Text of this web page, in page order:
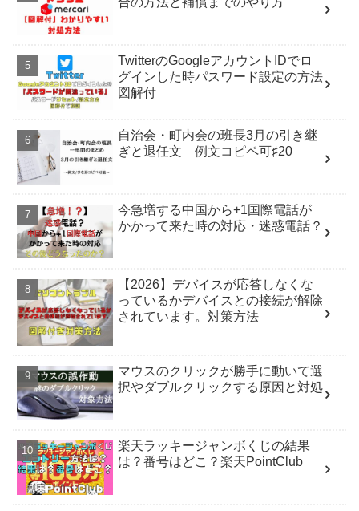
TwitterのGoogleアカウントIDでロ
グインした時パスワード設定の方法
図解付
自治会・町内会の班長3月の引き継
ぎと退任文 例文コピペ可♯20
今急増する中国から+1国際電話が
かかって来た時の対応・迷惑電話？
【2026】デバイスが応答しなくな
っているかデバイスとの接続が解除
されています。対策方法
マウスのクリックが勝手に動いて選
択やダブルクリックする原因と対処
楽天ラッキージャンボくじの結果
は？番号はどこ？楽天PointClub